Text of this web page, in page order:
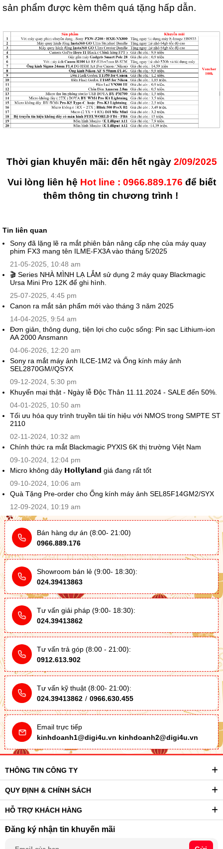
sản phẩm được kèm thêm quá tặng hấp dẫn.
Thời gian khuyến mãi: đến hết ngày2/09/2025
Vui lòng liên hệ Hot line : 0966.889.176 để biết
thêm thông tin chương trình !
Tin liên quan
Sony đã lặng lẽ ra mắt phiên bản nâng cấp nhẹ của máy quay
phim FX3 mang tên ILME-FX3A vào tháng 5/2025
21-05-2025, 10:48 am
🎬 Series NHÀ MÌNH LẠ LẮM sử dụng 2 máy quay Blackmagic
Ursa Mini Pro 12K để ghi hình.
25-07-2025, 4:45 pm
Canon ra mắt sản phẩm mới vào tháng 3 năm 2025
14-04-2025, 9:54 am
Đơn giản, thông dụng, tiện lợi cho cuộc sống: Pin sạc Lithium-ion
AA 2000 Ansmann
04-06-2026, 12:20 am
Sony ra mắt máy ảnh ILCE-1M2 và Ống kính máy ảnh
SEL2870GM//QSYX
09-12-2024, 5:30 pm
Khuyến mại thật - Ngày lễ Độc Thân 11.11.2024 - SALE đến 50%.
04-01-2025, 10:50 am
Tối ưu hóa quy trình truyền tải tín hiệu với NMOS trong SMPTE ST
2110
02-11-2024, 10:32 am
Chính thức ra mắt Blackmagic PYXIS 6K thị trường Việt Nam
09-10-2024, 12:04 pm
Micro không dây 𝗛𝗼𝗹𝗹𝘆𝗹𝗮𝗻𝗱 giá đang rất tốt
09-10-2024, 10:06 am
Quà Tặng Pre-order cho Ống kính máy ảnh SEL85F14GM2/SYX
12-09-2024, 10:19 am
Bán hàng dự án (8:00- 21:00)
0966.889.176
Showroom bán lẻ (9:00- 18:30):
024.39413863
Tư vấn giải pháp (9:00- 18:30):
024.39413862
Tư vấn trả góp (8:00 - 21:00):
0912.613.902
Tư vấn kỹ thuật (8:00- 21:00):
024.39413862 / 0966.630.455
Email trực tiếp
kinhdoanh1@digi4u.vn kinhdoanh2@digi4u.vn
THÔNG TIN CÔNG TY
QUY ĐỊNH & CHÍNH SÁCH
HỖ TRỢ KHÁCH HÀNG
Đăng ký nhận tin khuyến mãi